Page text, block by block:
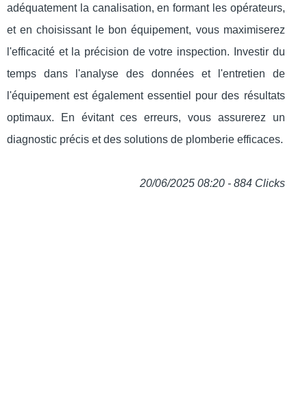
adéquatement la canalisation, en formant les opérateurs,
et en choisissant le bon équipement, vous maximiserez
l'efficacité et la précision de votre inspection. Investir du
temps dans l'analyse des données et l'entretien de
l'équipement est également essentiel pour des résultats
optimaux. En évitant ces erreurs, vous assurerez un
diagnostic précis et des solutions de plomberie efficaces.
20/06/2025 08:20 - 884 Clicks